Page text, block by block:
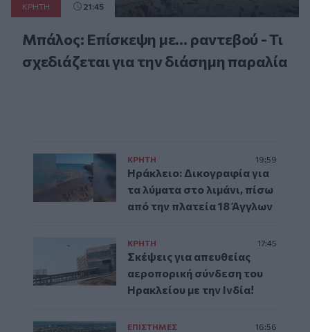
ΚΡΗΤΗ 21:45
Μπάλος: Επίσκεψη με… ραντεβού - Τι
σχεδιάζεται για την διάσημη παραλία
ΚΡΗΤΗ 19:59
Ηράκλειο: Δικογραφία για
τα λύματα στο λιμάνι, πίσω
από την πλατεία 18 Άγγλων
ΚΡΗΤΗ 17:45
Σκέψεις για απευθείας
αεροπορική σύνδεση του
Ηρακλείου με την Ινδία!
ΕΠΙΣΤΗΜΕΣ 16:56